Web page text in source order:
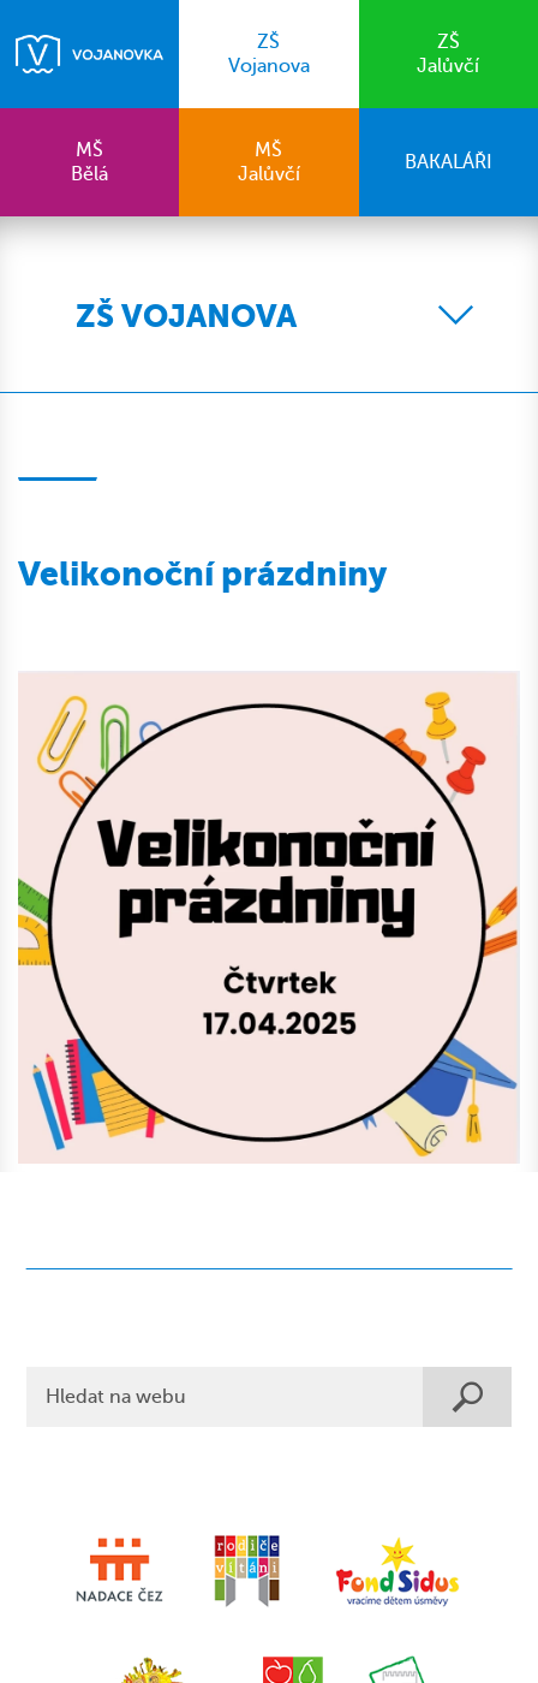
ZŠ
Vojanova
ZŠ
Jalůvčí
MŠ
Bělá
MŠ
Jalůvčí
BAKALÁŘI
ZŠ VOJANOVA
Velikonoční prázdniny